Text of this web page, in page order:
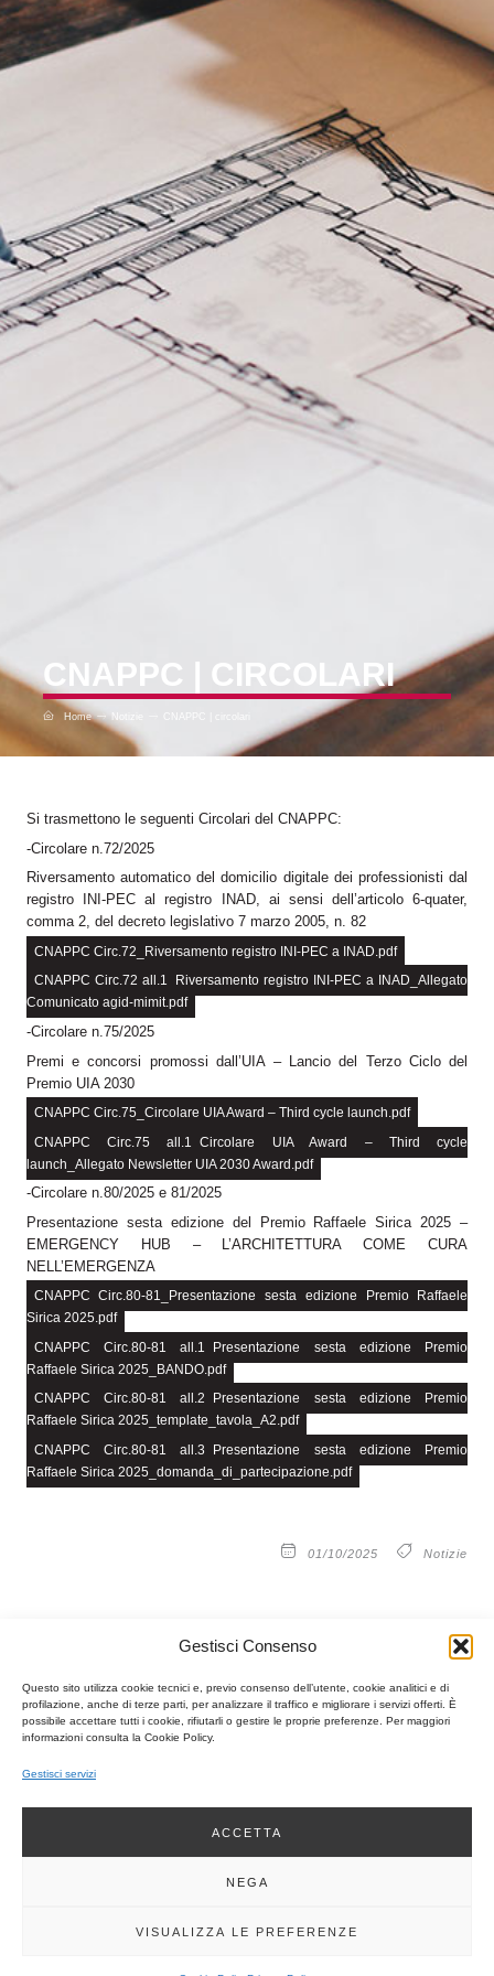
Gestisci Consenso
Questo sito utilizza cookie tecnici e, previo consenso dell’utente, cookie analitici e di
profilazione, anche di terze parti, per analizzare il traffico e migliorare i servizi offerti. È
possibile accettare tutti i cookie, rifiutarli o gestire le proprie preferenze. Per maggiori
informazioni consulta la Cookie Policy.
Gestisci servizi
ACCETTA
NEGA
VISUALIZZA LE PREFERENZE
CNAPPC | CIRCOLARI
Home Notizie CNAPPC | circolari
Si trasmettono le seguenti Circolari del CNAPPC:
-Circolare n.72/2025
Riversamento automatico del domicilio digitale dei professionisti dal
registro INI-PEC al registro INAD, ai sensi dell’articolo 6-quater,
comma 2, del decreto legislativo 7 marzo 2005, n. 82
CNAPPC Circ.72_Riversamento registro INI-PEC a INAD.pdf
CNAPPC Circ.72 all.1_Riversamento registro INI-PEC a INAD_Allegato
Comunicato agid-mimit.pdf
-Circolare n.75/2025
Premi e concorsi promossi dall’UIA – Lancio del Terzo Ciclo del
Premio UIA 2030
CNAPPC Circ.75_Circolare UIA Award – Third cycle launch.pdf
CNAPPC Circ.75 all.1_Circolare UIA Award – Third cycle
launch_Allegato Newsletter UIA 2030 Award.pdf
-Circolare n.80/2025 e 81/2025
Presentazione sesta edizione del Premio Raffaele Sirica 2025 –
EMERGENCY HUB – L’ARCHITETTURA COME CURA
NELL’EMERGENZA
CNAPPC Circ.80-81_Presentazione sesta edizione Premio Raffaele
Sirica 2025.pdf
CNAPPC Circ.80-81 all.1_Presentazione sesta edizione Premio
Raffaele Sirica 2025_BANDO.pdf
CNAPPC Circ.80-81 all.2_Presentazione sesta edizione Premio
Raffaele Sirica 2025_template_tavola_A2.pdf
CNAPPC Circ.80-81 all.3_Presentazione sesta edizione Premio
Raffaele Sirica 2025_domanda_di_partecipazione.pdf
01/10/2025 Notizie
Precedente
PRECEDENTE
VEDI ANCHE...